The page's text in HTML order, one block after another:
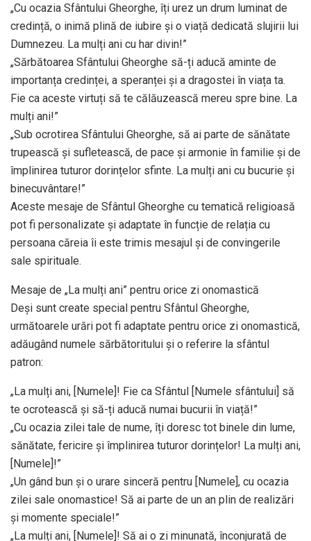
„Cu ocazia Sfântului Gheorghe, îți urez un drum luminat de
credință, o inimă plină de iubire și o viață dedicată slujirii lui
Dumnezeu. La mulți ani cu har divin!”
„Sărbătoarea Sfântului Gheorghe să-ți aducă aminte de
importanța credinței, a speranței și a dragostei în viața ta.
Fie ca aceste virtuți să te călăuzească mereu spre bine. La
mulți ani!”
„Sub ocrotirea Sfântului Gheorghe, să ai parte de sănătate
trupească și sufletească, de pace și armonie în familie și de
împlinirea tuturor dorințelor sfinte. La mulți ani cu bucurie și
binecuvântare!”
Aceste mesaje de Sfântul Gheorghe cu tematică religioasă
pot fi personalizate și adaptate în funcție de relația cu
persoana căreia îi este trimis mesajul și de convingerile
sale spirituale.
Mesaje de „La mulți ani” pentru orice zi onomastică
Deși sunt create special pentru Sfântul Gheorghe,
următoarele urări pot fi adaptate pentru orice zi onomastică,
adăugând numele sărbătoritului și o referire la sfântul
patron:
„La mulți ani, [Numele]! Fie ca Sfântul [Numele sfântului] să
te ocrotească și să-ți aducă numai bucurii în viață!”
„Cu ocazia zilei tale de nume, îți doresc tot binele din lume,
sănătate, fericire și împlinirea tuturor dorințelor! La mulți ani,
[Numele]!”
„Un gând bun și o urare sinceră pentru [Numele], cu ocazia
zilei sale onomastice! Să ai parte de un an plin de realizări
și momente speciale!”
„La mulți ani, [Numele]! Să ai o zi minunată, înconjurată de